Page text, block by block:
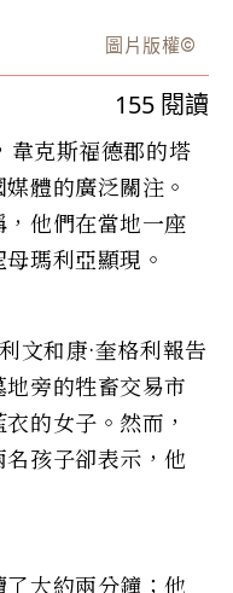
圖片版權©️
155 閱讀
韋克斯福德郡的塔
體的廣泛關注。
他們在當地一座
瑪利亞顯現。
文和康·奎格利報告
旁的牲畜交易市
的女子。然而，
孩子卻表示，他
大約兩分鐘；他